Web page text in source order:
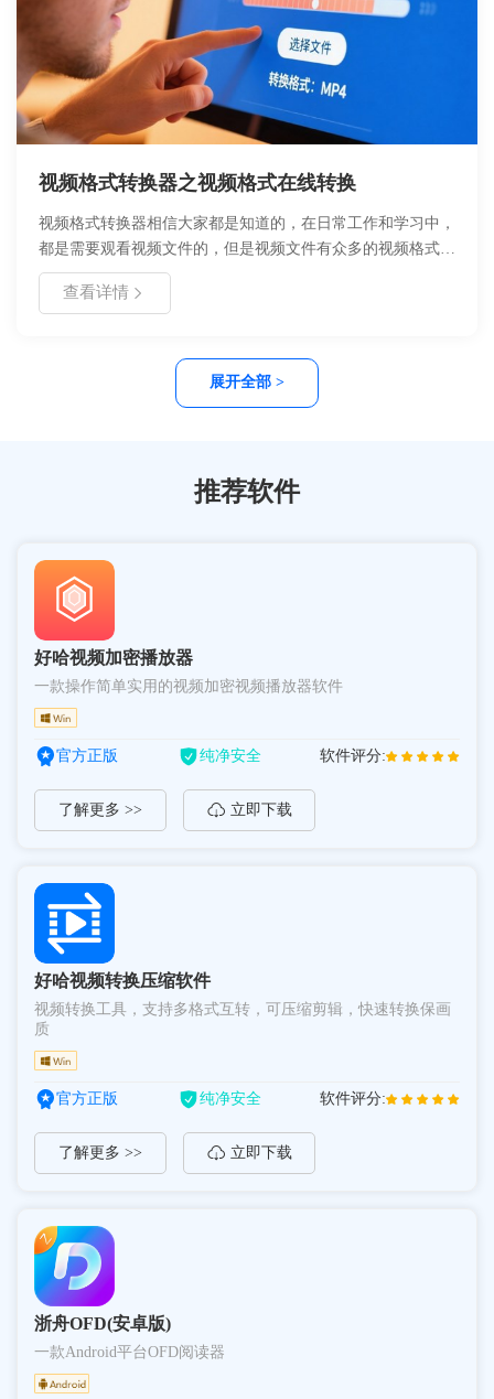
视频格式转换器之视频格式在线转换
视频格式转换器相信大家都是知道的，在日常工作和学习中，
都是需要观看视频文件的，但是视频文件有众多的视频格式：
MP4、MKV、MOV、AVI、SWF、FLV、WEBM等等，每个
视频格式的画质以及设备兼容性都不一样，MP4格式几乎被所
普遍的视频格式。以下为大家展示如何使用视频格式转换器转
查看详情
展开全部 >
推荐软件
好哈视频加密播放器
一款操作简单实用的视频加密视频播放器软件
官方正版 纯净安全 软件评分:
了解更多 >> 立即下载
好哈视频转换压缩软件
视频转换工具，支持多格式互转，可压缩剪辑，快速转换保画
质
官方正版 纯净安全 软件评分:
了解更多 >> 立即下载
浙舟OFD(安卓版)
一款Android平台OFD阅读器